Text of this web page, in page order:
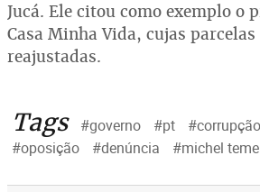
Jucá. Ele citou como exemplo o
Casa Minha Vida, cujas
reajustadas.
Tags #governo #pt #corrupção
#oposição
#denúncia #michel